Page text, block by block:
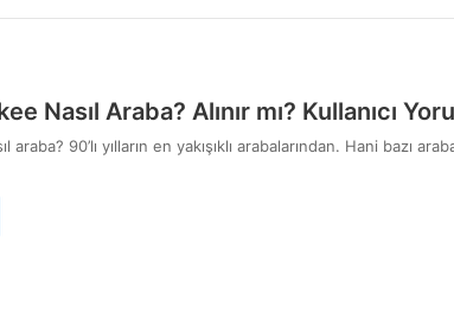
Nasıl Araba? Alınır mı? Kullanıcı
araba? 90’lı yılların en yakışıklı arabalarından. Hani bazı